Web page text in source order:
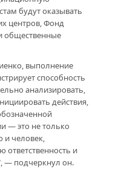
будут оказывать
центров, Фонд
общественные
выполнение
способность
анализировать,
действия,
— это не только
и человек,
и
— подчеркнул он.